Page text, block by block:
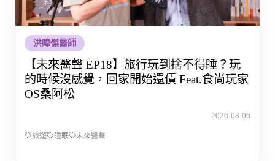
洪暐傑醫師
【未來醫聲 EP18】旅行玩到捨不得睡？玩
的時候沒感覺，回家開始還債 Feat.食尚玩家
OS桑阿松
2026-08-06
旅遊 睡眠 未來醫聲